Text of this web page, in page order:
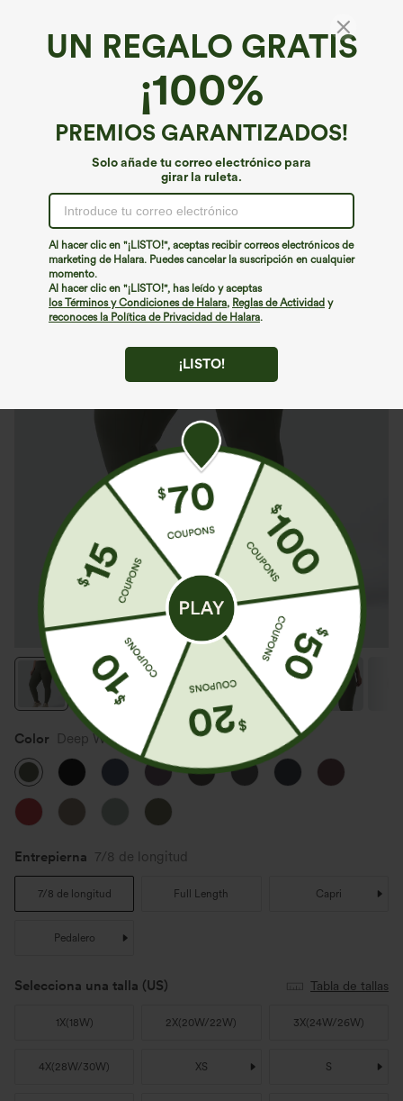
UN REGALO GRATIS
¡100%
PREMIOS GARANTIZADOS!
Solo añade tu correo electrónico para
girar la ruleta.
Al hacer clic en "¡LISTO!", aceptas recibir correos electrónicos de
marketing de Halara. Puedes cancelar la suscripción en cualquier
momento.
Al hacer clic en "¡LISTO!", has leído y aceptas
los Términos y Condiciones de Halara, Reglas de Actividad y
reconoces la Política de Privacidad de Halara.
¡LISTO!
Halara UltraSculpt™*
SoCinched Leggings talla grande
entrenamiento bolsillo lateral moldeador
abdomen tiro alto
2348 )
€31,95 EUR
Color Deep Woodland Green
Entrepierna 7/8 de longitud
7/8 de longitud Full Length Capri
Pedalero
Selecciona una talla (US) Tabla de tallas
1X(18W) 2X(20W/22W) 3X(24W/26W)
4X(28W/30W) XS S